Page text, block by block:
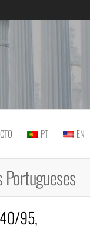
judicial portuguesa
PT EN
95,